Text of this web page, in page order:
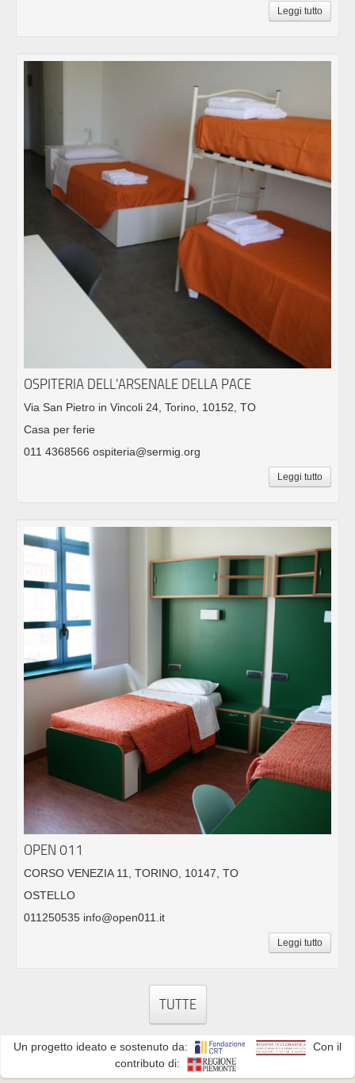
Leggi tutto
OSPITERIA DELL'ARSENALE DELLA PACE
Via San Pietro in Vincoli 24, Torino, 10152, TO
Casa per ferie
011 4368566 ospiteria@sermig.org
Leggi tutto
OPEN 011
CORSO VENEZIA 11, TORINO, 10147, TO
OSTELLO
011250535 info@open011.it
Leggi tutto
TUTTE
Un progetto ideato e sostenuto da:
Con il
contributo di: